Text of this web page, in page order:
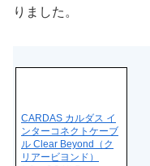
りました。
CARDAS カルダス イ
ンターコネクトケーブ
ル Clear Beyond（ク
リアービヨンド）